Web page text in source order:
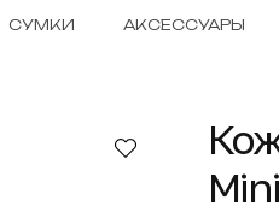
СУМКИ АКСЕССУАРЫ
Mini